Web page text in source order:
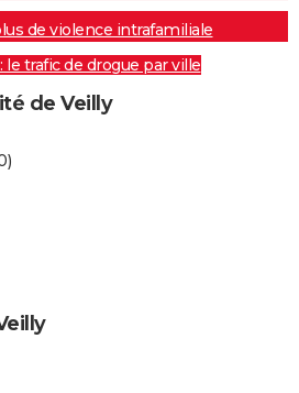
de violence intrafamiliale
le trafic de drogue par ville
de Veilly